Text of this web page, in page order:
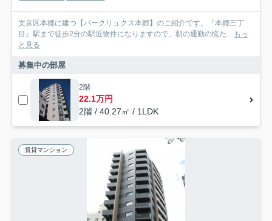
文京区本郷に建つ【パークリュクス本郷】のご紹介です。『本郷三丁
目』駅まで徒歩2分の駅近物件になりますので、朝の通勤の慌た... もっ
と見る
募集中の部屋
2階
22.1万円
2階 / 40.27㎡ / 1LDK
賃貸マンション